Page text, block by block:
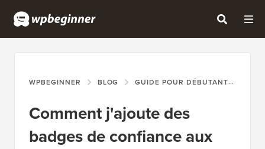
WPBEGINNER BLOG GUIDE POUR DÉBUTANTS
Comment j'ajoute des
badges de confiance aux